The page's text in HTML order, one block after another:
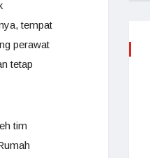
tempat
perawat
tetap
tim